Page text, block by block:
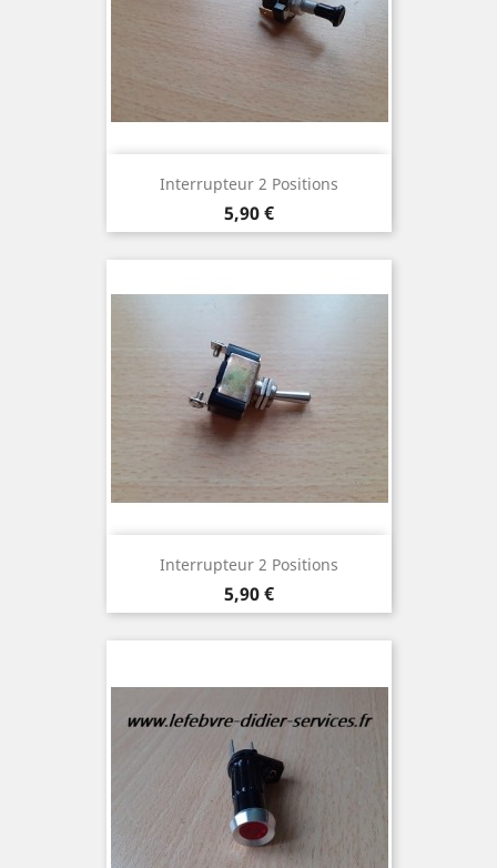
Interrupteur 2 Positions
Prix
5,90 €
Interrupteur 2 Positions
Prix
5,90 €